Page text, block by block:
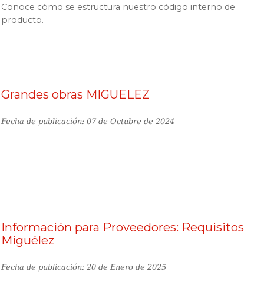
Conoce cómo se estructura nuestro código interno de
producto.
Grandes obras MIGUELEZ
Fecha de publicación: 07 de Octubre de 2024
Información para Proveedores: Requisitos
Miguélez
Fecha de publicación: 20 de Enero de 2025